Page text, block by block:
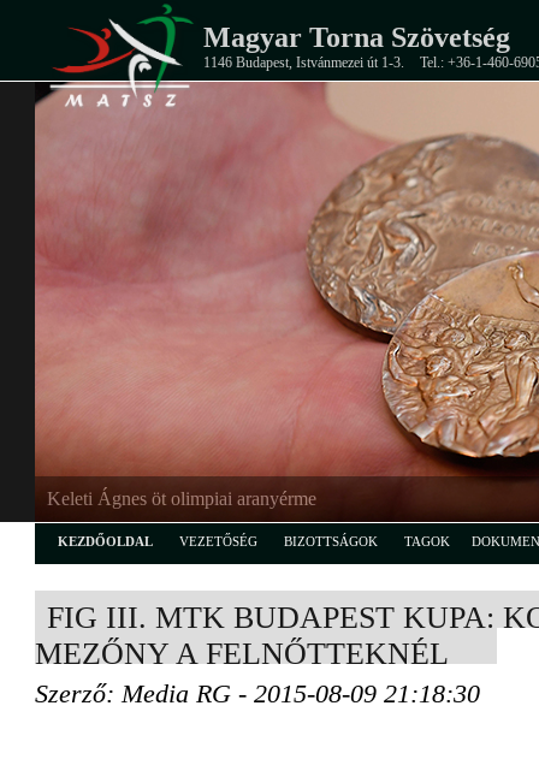
Magyar Torna Szövetség
1146 Budapest, Istvánmezei út 1-3. Tel.: +36-1-460-
EB-ezüstérmes junior férfi csapat
KEZDŐOLDAL VEZETŐSÉG BIZOTTSÁGOK TAGOK
FIG III. MTK BUDAPEST KUPA:
MEZŐNY A FELNŐTTEKNÉL
Szerző: Media RG - 2015-08-09 21:18:30